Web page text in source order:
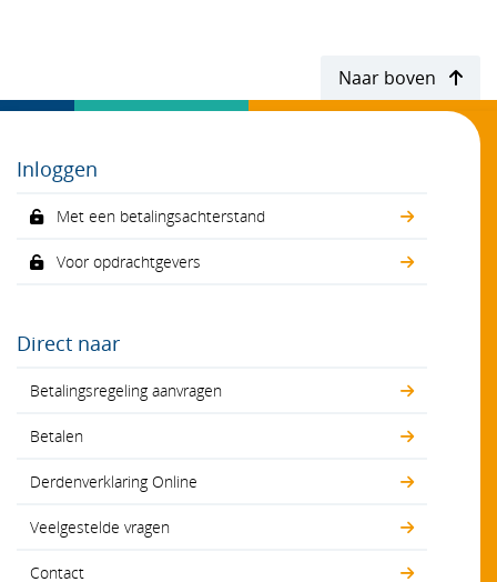
Naar boven
Inloggen
Met een betalingsachterstand
Voor opdrachtgevers
Direct naar
Betalingsregeling aanvragen
Betalen
Derdenverklaring Online
Veelgestelde vragen
Contact